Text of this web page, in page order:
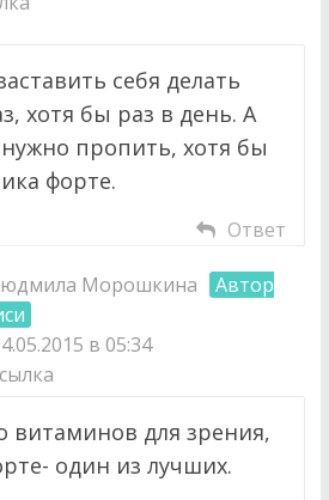
себя делать
хотя бы раз в день. А
пропить, хотя бы
форте.
Ответ
Морошкина
Автор
в 05:34
витаминов для зрения,
один из лучших.